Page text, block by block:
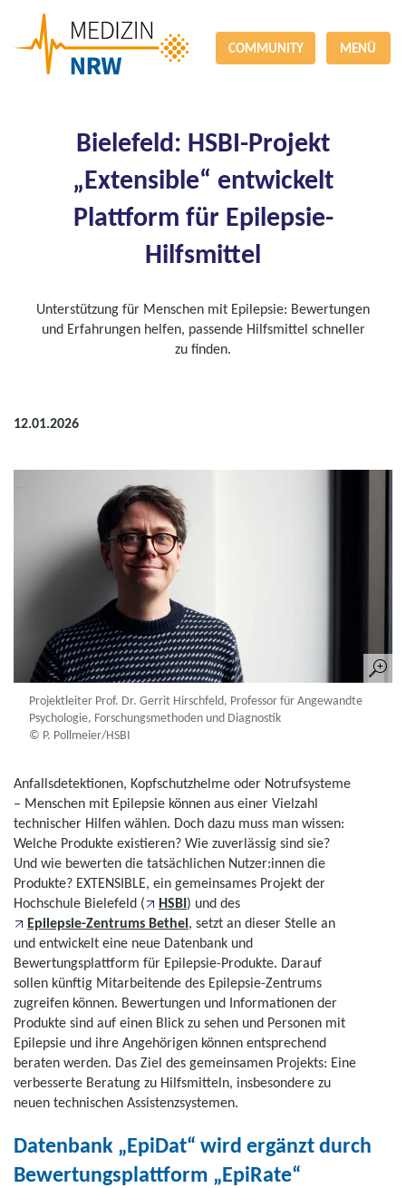
COMMUNITY MENÜ
Bielefeld: HSBI-Projekt
„Extensible“ entwickelt
Plattform für Epilepsie-
Hilfsmittel
Unterstützung für Menschen mit Epilepsie: Bewertungen
und Erfahrungen helfen, passende Hilfsmittel schneller
zu finden.
12.01.2026
Projektleiter Prof. Dr. Gerrit Hirschfeld, Professor für Angewandte
Psychologie, Forschungsmethoden und Diagnostik
© P. Pollmeier/HSBI
Anfallsdetektionen, Kopfschutzhelme oder Notrufsysteme
– Menschen mit Epilepsie können aus einer Vielzahl
technischer Hilfen wählen. Doch dazu muss man wissen:
Welche Produkte existieren? Wie zuverlässig sind sie?
Und wie bewerten die tatsächlichen Nutzer:innen die
Produkte? EXTENSIBLE, ein gemeinsames Projekt der
Hochschule Bielefeld (
HSBI) und des
Epilepsie-Zentrums Bethel, setzt an dieser Stelle an
und entwickelt eine neue Datenbank und
Bewertungsplattform für Epilepsie-Produkte. Darauf
sollen künftig Mitarbeitende des Epilepsie-Zentrums
zugreifen können. Bewertungen und Informationen der
Produkte sind auf einen Blick zu sehen und Personen mit
Epilepsie und ihre Angehörigen können entsprechend
beraten werden. Das Ziel des gemeinsamen Projekts: Eine
verbesserte Beratung zu Hilfsmitteln, insbesondere zu
neuen technischen Assistenzsystemen.
Datenbank „EpiDat“ wird ergänzt durch
Bewertungsplattform „EpiRate“